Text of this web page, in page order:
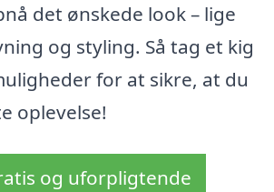
det ønskede look – lige
og styling. Så tag et kig
for at sikre, at du
oplevelse!
og uforpligtende